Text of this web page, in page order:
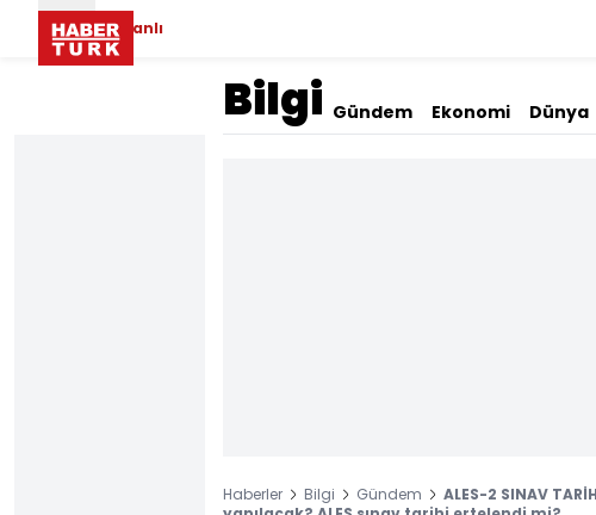
Canlı
Bilgi Gündem Ekonomi Dünya
Haberler Bilgi Gündem
ALES-2 SINAV